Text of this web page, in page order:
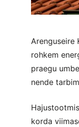
Arenguseire
rohkem
praegu
nende
korda